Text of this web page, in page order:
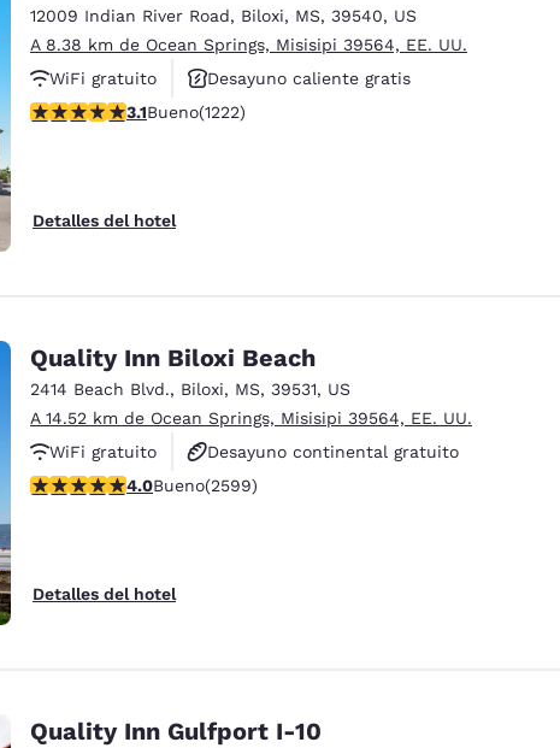
12009 Indian River Road, Biloxi, MS, 39540, US
A 8.38 km de Ocean Springs, Misisipi 39564, EE. UU.
WiFi gratuito
Desayuno caliente gratis
Piscina al aire libre
calificación de 3.12 estrellas. Bueno. 1222 reseñas
3.1Bueno(1222)
Detalles del hotel
Quality Inn Biloxi Beach
2414 Beach Blvd., Biloxi, MS, 39531, US
A 14.52 km de Ocean Springs, Misisipi 39564, EE. UU.
WiFi gratuito
Desayuno continental gratuito
Desayuno caliente gratis
calificación de 3.95 estrellas. Bueno. 2599 reseñas
4.0Bueno(2599)
Detalles del hotel
Quality Inn Gulfport I-10